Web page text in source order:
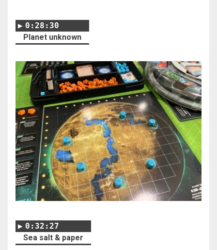
0:28:30
Planet unknown
0:32:27
Sea salt & paper